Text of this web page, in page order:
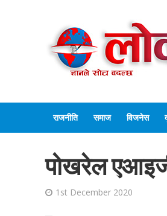
राजनीति समाज विजनेस
पोखरेल
1st December 2020